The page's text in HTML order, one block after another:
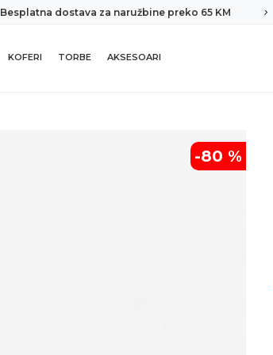
Besplatna dostava za naružbine preko 65 KM
KOFERI TORBE AKSESOARI
-80 %